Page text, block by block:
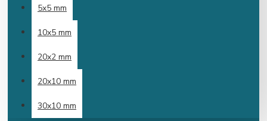
5x5 mm
10x5 mm
20x2 mm
20x10 mm
30x10 mm